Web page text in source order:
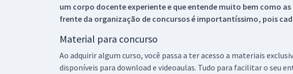
um corpo docente experiente e que entende muito bem como
frente da organização de concursos é importantíssimo, pois
Material para concurso
Ao adquirir algum curso, você passa a ter acesso a materiais
disponíveis para download e videoaulas. Tudo para facilitar o seu